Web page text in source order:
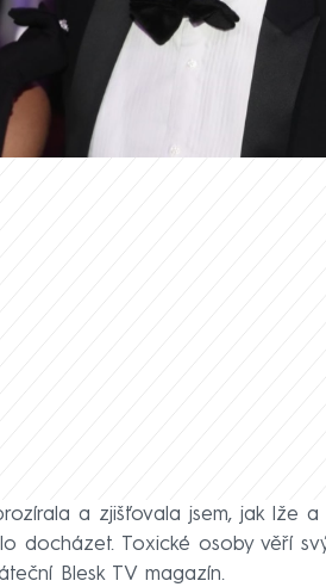
soužití. Pro Blesk TV
a iluzí. Brzobohatého
a zjišťovala jsem, jak lže a
docházet. Toxické osoby věří
Blesk TV magazín.